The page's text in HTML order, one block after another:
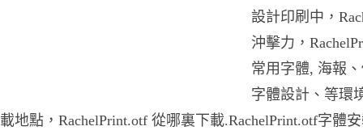
設計印刷中，
沖擊力，
常用字體, 海報
字體設計、等環
載地點，RachelPrint.otf 從哪裏下載.RachelPrint.otf字體